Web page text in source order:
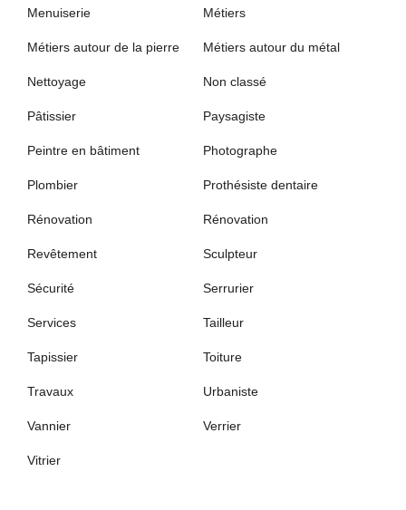
Menuiserie Métiers
Métiers autour de la pierre Métiers autour du métal
Nettoyage Non classé
Pâtissier Paysagiste
Peintre en bâtiment Photographe
Plombier Prothésiste dentaire
Rénovation Rénovation
Revêtement Sculpteur
Sécurité Serrurier
Services Tailleur
Tapissier Toiture
Travaux Urbaniste
Vannier Verrier
Vitrier